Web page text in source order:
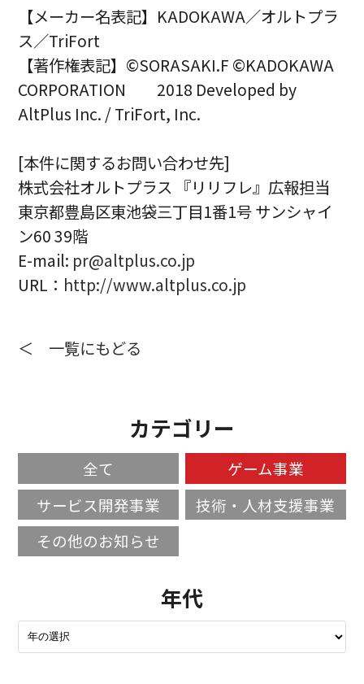
【メーカー名表記】KADOKAWA／オルトプラ
ス／TriFort
【著作権表記】©SORASAKI.F ©KADOKAWA
CORPORATION 2018 Developed by
AltPlus Inc. / TriFort, Inc.
[本件に関するお問い合わせ先]
株式会社オルトプラス 『リリフレ』広報担当
東京都豊島区東池袋三丁目1番1号 サンシャイ
ン60 39階
E-mail: pr@altplus.co.jp
URL： http://www.altplus.co.jp
＜ 一覧にもどる
カテゴリー
全て
ゲーム事業
サービス開発事業
技術・人材支援事業
その他のお知らせ
年代